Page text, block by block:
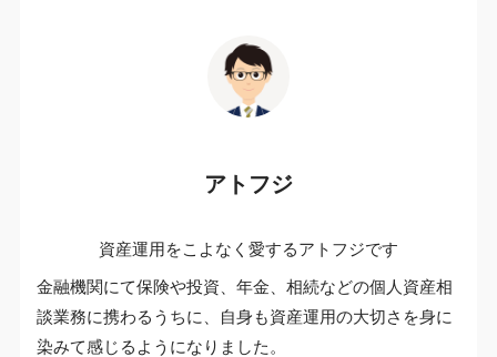
アトフジ
資産運用をこよなく愛するアトフジです
金融機関にて保険や投資、年金、相続などの個人資産相
談業務に携わるうちに、自身も資産運用の大切さを身に
染みて感じるようになりました。